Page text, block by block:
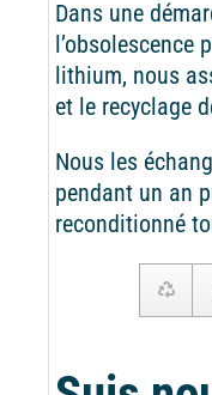
Dans une
l’obsolescence
lithium, nous
et le recyclage
Nous les
pendant un an
reconditionné